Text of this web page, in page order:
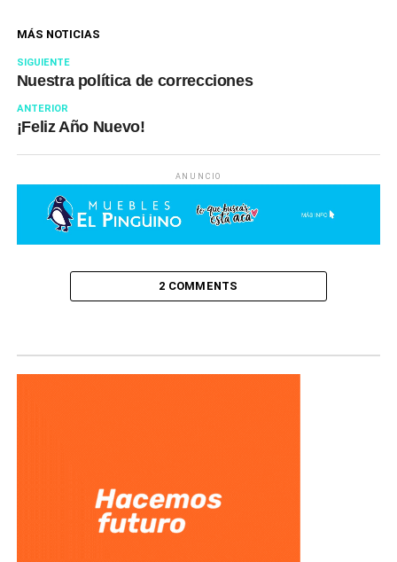
MÁS NOTICIAS
SIGUIENTE
Nuestra política de correcciones
ANTERIOR
¡Feliz Año Nuevo!
ANUNCIO
2 COMMENTS